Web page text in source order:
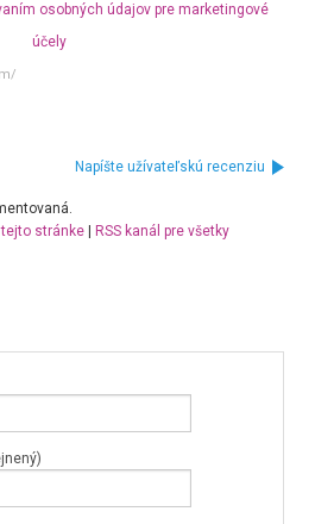
osobných údajov pre marketingové
účely
Napíšte užívateľskú recenziu
tejto stránke|
RSS kanál pre všetky